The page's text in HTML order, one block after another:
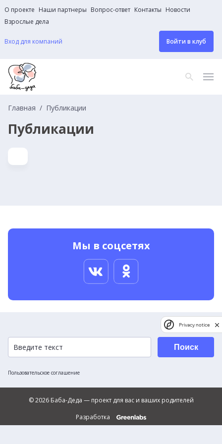
О проекте Наши партнеры Вопрос-ответ Контакты Новости
Взрослые дела
Вход для компаний Войти в клуб
Главная Публикации
Публикации
Мы в соцсетях
Пользовательское соглашение
Поиск
© 2026 Баба-Деда — проект для вас и ваших родителей
Разработка
Privacy notice